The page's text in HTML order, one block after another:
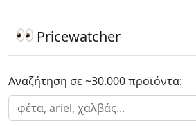
Pricewatcher
Αναζήτηση σε ~30.000 προϊόντα: